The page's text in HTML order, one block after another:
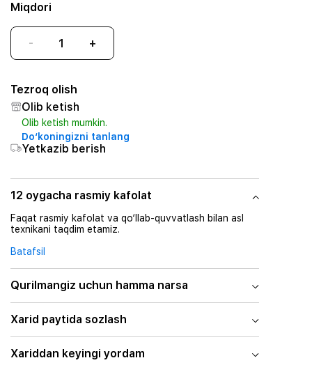
Miqdori
- +
Tezroq olish
Olib ketish
Olib ketish mumkin.
Do‘koningizni tanlang
Yetkazib berish
12 oygacha rasmiy kafolat
Faqat rasmiy kafolat va qo‘llab-quvvatlash bilan asl
texnikani taqdim etamiz.
Batafsil
Qurilmangiz uchun hamma narsa
Xarid paytida sozlash
Xariddan keyingi yordam